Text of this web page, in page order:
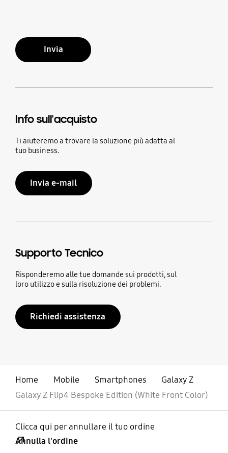
Invia
Info sull'acquisto
Ti aiuteremo a trovare la soluzione più adatta al
tuo business.
Invia e-mail
Supporto Tecnico
Risponderemo alle tue domande sui prodotti, sul
loro utilizzo e sulla risoluzione dei problemi.
Richiedi assistenza
Home Mobile Smartphones
Galaxy Z
Galaxy Z Flip4 Bespoke Edition (White Front Color)
Clicca qui per annullare il tuo ordine
Annulla l'ordine